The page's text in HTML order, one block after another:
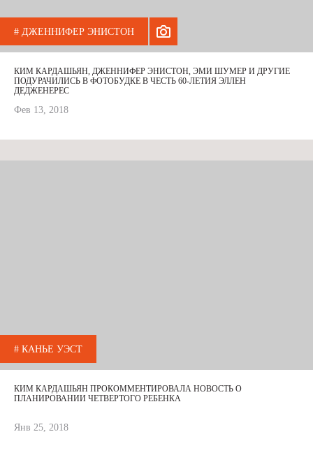
# ДЖЕННИФЕР ЭНИСТОН
КИМ КАРДАШЬЯН, ДЖЕННИФЕР ЭНИСТОН, ЭМИ ШУМЕР И ДРУГИЕ
ПОДУРАЧИЛИСЬ В ФОТОБУДКЕ В ЧЕСТЬ 60-ЛЕТИЯ ЭЛЛЕН
ДЕДЖЕНЕРЕС
Фев 13, 2018
# КАНЬЕ УЭСТ
КИМ КАРДАШЬЯН ПРОКОММЕНТИРОВАЛА НОВОСТЬ О
ПЛАНИРОВАНИИ ЧЕТВЕРТОГО РЕБЕНКА
Янв 25, 2018